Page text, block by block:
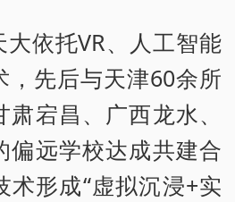
依托VR、人工智能
，先后与天津60余所
宕昌、广西龙水、
偏远学校达成共建合
术形成“虚拟沉浸+实